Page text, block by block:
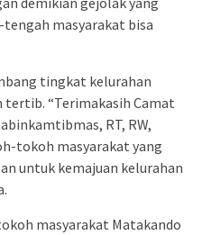
masyarakat bisa
tingkat kelurahan
“Terimakasih Camat
RT, RW,
tokoh masyarakat yang
untuk kemajuan kelurahan
masyarakat Matakando